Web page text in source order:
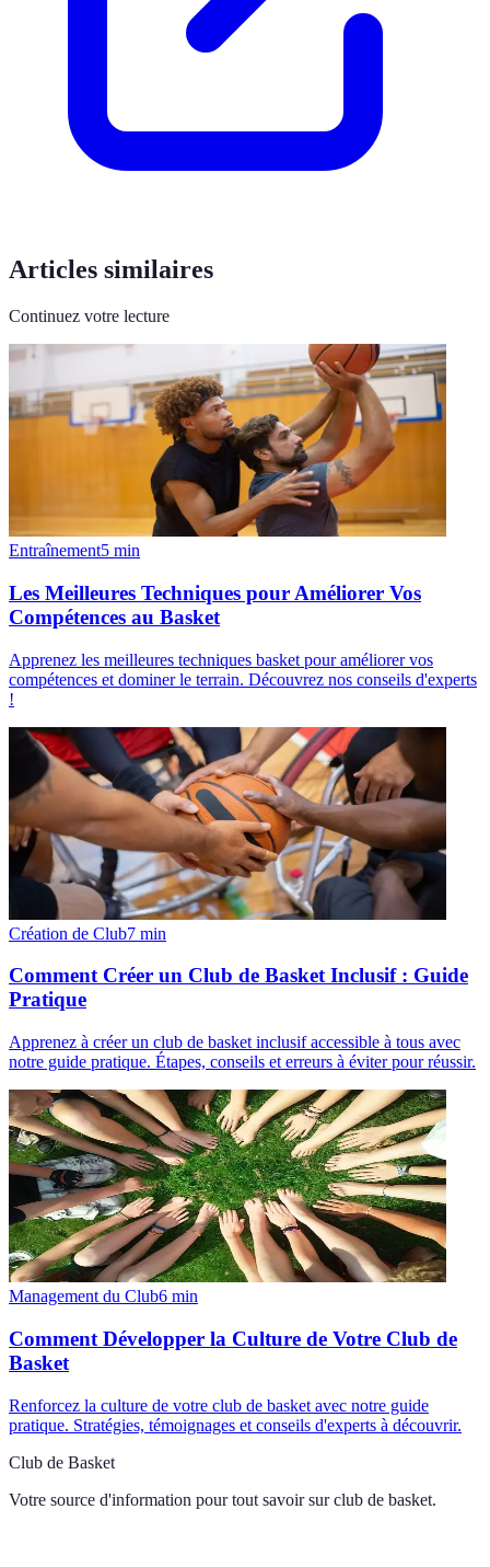
Articles similaires
Continuez votre lecture
Entraînement5 min
Les Meilleures Techniques pour Améliorer Vos
Compétences au Basket
Apprenez les meilleures techniques basket pour améliorer vos
compétences et dominer le terrain. Découvrez nos conseils d'experts
!
Création de Club7 min
Comment Créer un Club de Basket Inclusif : Guide
Pratique
Apprenez à créer un club de basket inclusif accessible à tous avec
notre guide pratique. Étapes, conseils et erreurs à éviter pour réussir.
Management du Club6 min
Comment Développer la Culture de Votre Club de
Basket
Renforcez la culture de votre club de basket avec notre guide
pratique. Stratégies, témoignages et conseils d'experts à découvrir.
Club de Basket
Votre source d'information pour tout savoir sur club de basket.